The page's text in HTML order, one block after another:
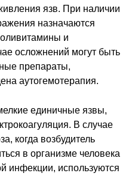
язв. При наличии
назначаются
и
осложнений могут быть
препараты,
аутогемотерапия.
единичные язвы,
В случае
когда возбудитель
в организме человека
инфекции, используются